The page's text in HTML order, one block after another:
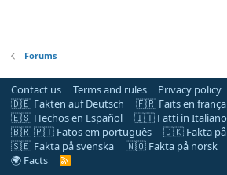
Forums
Contact us Terms and rules Privacy policy
🇩🇪 Fakten auf Deutsch
🇫🇷 Faits en
🇪🇸 Hechos en Español
🇮🇹 Fatti in Italiano
🇧🇷 🇵🇹 Fatos em português
🇩🇰 Fakta på
🇸🇪 Fakta på svenska
🇳🇴 Fakta på norsk
🌍 Facts
R